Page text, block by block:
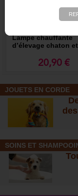
Lampe chauffante
d’élevage chaton
20,90 €
JOUETS EN CORDE
SOINS ET